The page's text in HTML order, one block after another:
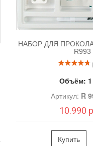
НАБОР ДЛЯ
R993
Объём:
Артикул: R
10.990
Купить